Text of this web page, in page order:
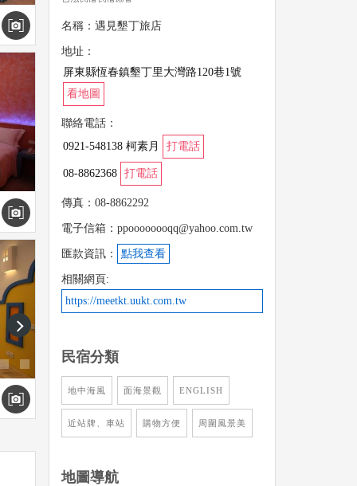
next
名稱：遇見墾丁旅店
地址：
屏東縣恆春鎮墾丁里大灣路120巷1號
看地圖
聯絡電話：
0921-548138 柯素月
打電話
08-8862368 打電話
傳真：08-8862292
電子信箱：ppoooooooqq@yahoo.com.tw
匯款資訊： 點我查看
相關網頁:
https://meetkt.uukt.com.tw
民宿分類
地中海風 面海景觀 ENGLISH
近站牌、車站 購物方便 周圍風景美
地圖導航